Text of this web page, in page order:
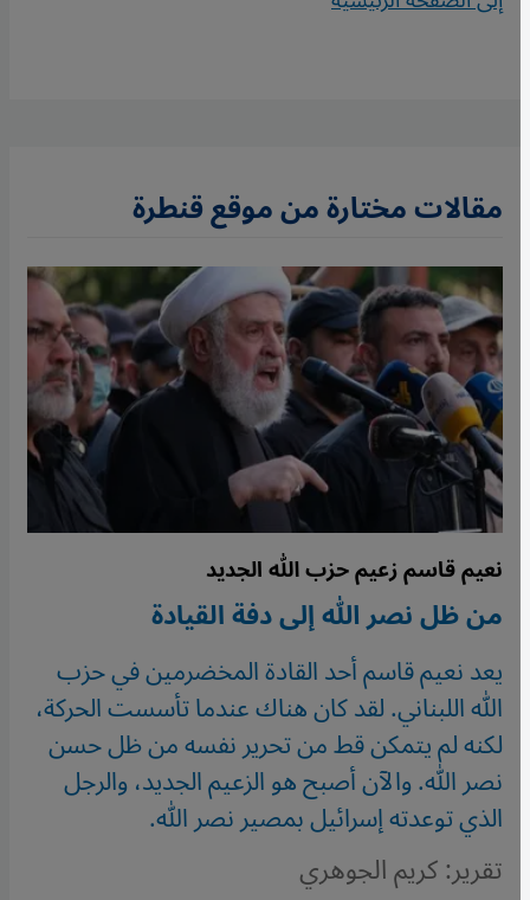
مقالات مختارة من موقع قنطرة
نعيم قاسم زعيم حزب الله الجديد
من ظل نصر الله إلى دفة القيادة
يعد نعيم قاسم أحد القادة المخضرمين في حزب
الله اللبناني. لقد كان هناك عندما تأسست الحركة،
لكنه لم يتمكن قط من تحرير نفسه من ظل حسن
نصر الله. والآن أصبح هو الزعيم الجديد، والرجل
الذي توعدته إسرائيل بمصير نصر الله.
تقرير: كريم الجوهري